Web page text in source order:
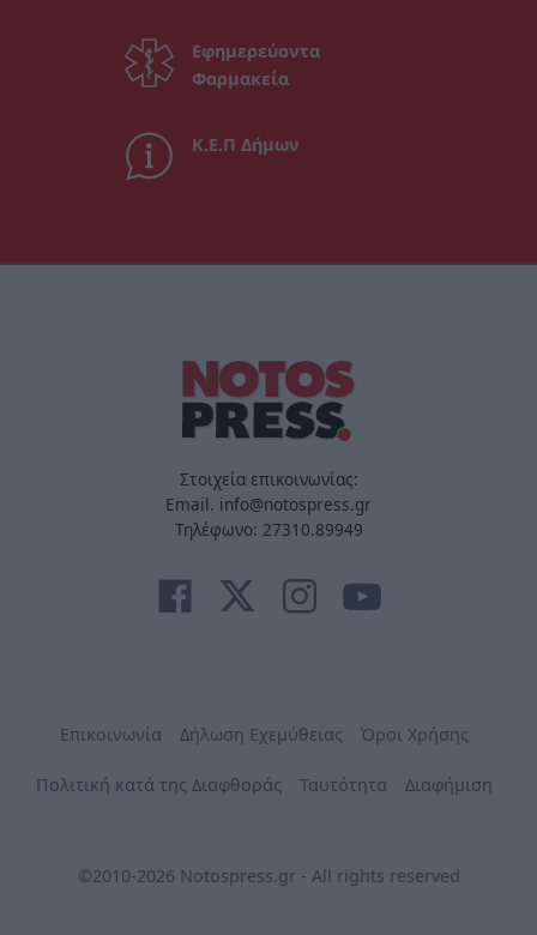
Εφημερεύοντα
Φαρμακεία
Κ.Ε.Π Δήμων
Στοιχεία επικοινωνίας:
Email. info@notospress.gr
Τηλέφωνο: 27310.89949
Επικοινωνία Δήλωση Εχεμύθειας Όροι Χρήσης
Πολιτική κατά της Διαφθοράς Ταυτότητα Διαφήμιση
©2010-2026 Notospress.gr - All rights reserved